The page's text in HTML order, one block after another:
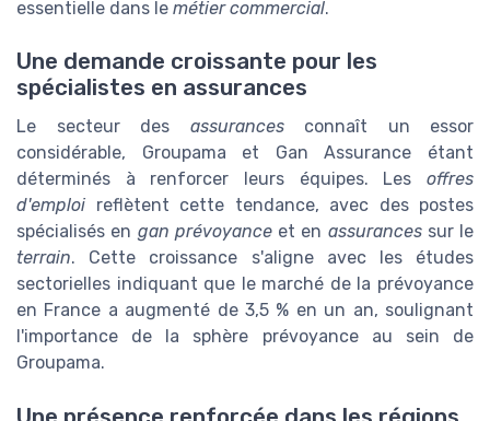
essentielle dans le métier commercial.
Une demande croissante pour les
spécialistes en assurances
Le secteur des assurancesconnaît un essor
considérable, Groupama et Gan Assurance étant
déterminés à renforcer leurs équipes. Les offres
d'emploi reflètent cette tendance, avec des postes
spécialisés en gan prévoyanceet en assurancessur le
terrain. Cette croissance s'aligne avec les études
sectorielles indiquant que le marché de la prévoyance
en France a augmenté de 3,5 % en un an, soulignant
l'importance de la sphère prévoyance au sein de
Groupama.